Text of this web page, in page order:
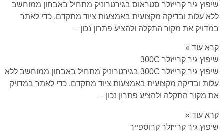
שיפוץ גיר קרייזלר סטראוס בגירטרוניק מתחיל באבחון ממוחשב
ללא עלות ובדיקה מקצועית באמצעות ציוד מתקדם, כדי לאתר
במדויק את מקור התקלה ולהציע פתרון נכון –
קרא עוד »
שיפוץ גיר קרייזלר 300C
שיפוץ גיר קרייזלר 300C בגירטרוניק מתחיל באבחון ממוחשב ללא
עלות ובדיקה מקצועית באמצעות ציוד מתקדם, כדי לאתר במדויק
את מקור התקלה ולהציע פתרון נכון –
קרא עוד »
שיפוץ גיר קרייזלר קרוספייר